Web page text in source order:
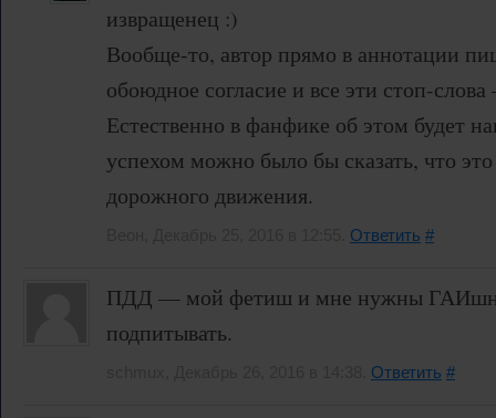
извращенец :)
Вообще-то, автор прямо в аннотации
обоюдное согласие и все эти стоп-
Естественно в фанфике об этом будет
успехом можно было бы сказать, что
дорожного движения.
Ответить #
ПДД — мой фетиш и мне нужны
подпитывать.
Ответить #